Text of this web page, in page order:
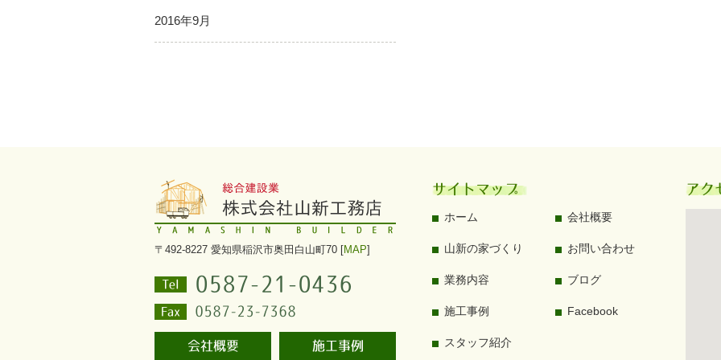
2016年9月
〒492-8227 愛知県稲沢市奥田白山町70 [MAP]
Tel 0587-21-0436
Fax 0587-23-7368
会社概要 施工事例
サイトマップ
ホーム
山新の家づくり
業務内容
施工事例
スタッフ紹介
会社概要
お問い合わせ
ブログ
Facebook
アク